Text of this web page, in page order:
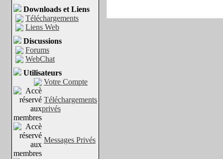
Downloads et Liens
Téléchargements
Liens Web
Discussions
Forums
WebChat
Utilisateurs
Votre Compte
Téléchargements
privés
Messages Privés